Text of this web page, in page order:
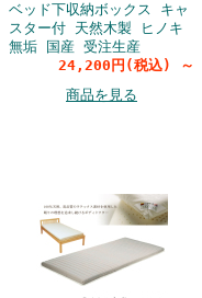
ベッド下収納ボックス キャ
スター付 天然木製 ヒノキ
無垢 国産 受注生産
24,200円(税込)
～
商品を見る